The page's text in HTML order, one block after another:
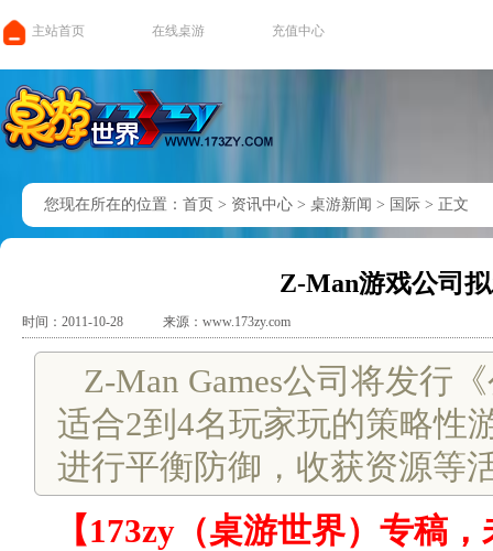
主站首页 在线桌游 充值中心
您现在所在的位置： 首页 > 资讯中心 > 桌游新闻 > 国际 > 正文
Z-Man游戏公司
时间：2011-10-28 来源：www.173zy.com
Z-Man Games公司将发行
适合2到4名玩家玩的策略性
进行平衡防御，收获资源等
【173zy（桌游世界）专稿